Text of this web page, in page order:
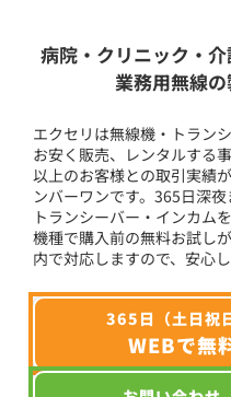
病院・クリニック・
業務用無線
エクセリは無線機・トラン
お安く販売、レンタルする
以上のお客様との取引実績
ンバーワンです。365日深
トランシーバー・インカム
機種で購入前の無料お試し
内で対応しますので、安心
365日（土日祝
WEBで無